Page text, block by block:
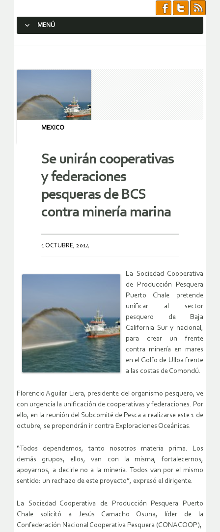
MENÚ
MEXICO
Se unirán cooperativas
y federaciones
pesqueras de BCS
contra minería marina
1 OCTUBRE, 2014
La Sociedad Cooperativa
de Producción Pesquera
Puerto Chale pretende
unificar al sector
pesquero de Baja
California Sur y nacional,
para crear un frente
contra minería en mares
en el Golfo de Ulloa frente
a las costas de Comondú.
Florencio Aguilar Liera, presidente del organismo pesquero, ve
con urgencia la unificación de cooperativas y federaciones. Por
ello, en la reunión del Subcomité de Pesca a realizarse este 1 de
octubre, se propondrán ir contra Exploraciones Oceánicas.
“Todos dependemos, tanto nosotros materia prima. Los
demás grupos, ellos, van con la misma, fortalecernos,
apoyarnos, a decirle no a la minería. Todos van por el mismo
sentido: un rechazo de este proyecto”, expresó el dirigente.
La Sociedad Cooperativa de Producción Pesquera Puerto
Chale solicitó a Jesús Camacho Osuna, líder de la
Confederación Nacional Cooperativa Pesquera (CONACOOP),